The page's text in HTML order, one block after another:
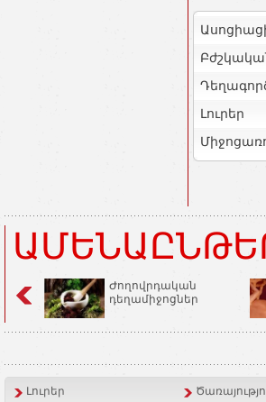
Լուրեր
Ժողովրդական
դեղամիջոցներ
Լուրեր